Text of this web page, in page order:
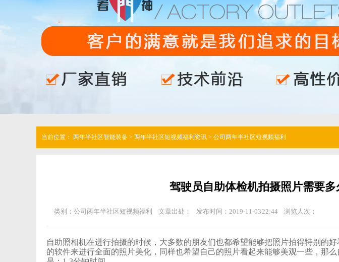
当前位置： 两年半社区智能装备 > 两年半社区短视频福利资讯 > 公司两年半社区短视频福利
驾驶员自助体检机拍摄照片需要多久
类别：公司两年半社区短视频福利 文章出处： 发布时间：2019-11-03 22:44 浏览人次：
自助照相机在进行拍摄的时候，大多数的朋友们也都希望能够把照片拍得特别的好
的软件来进行全面的照片美化，同样也希望自己的照片看起来能够美观一些，